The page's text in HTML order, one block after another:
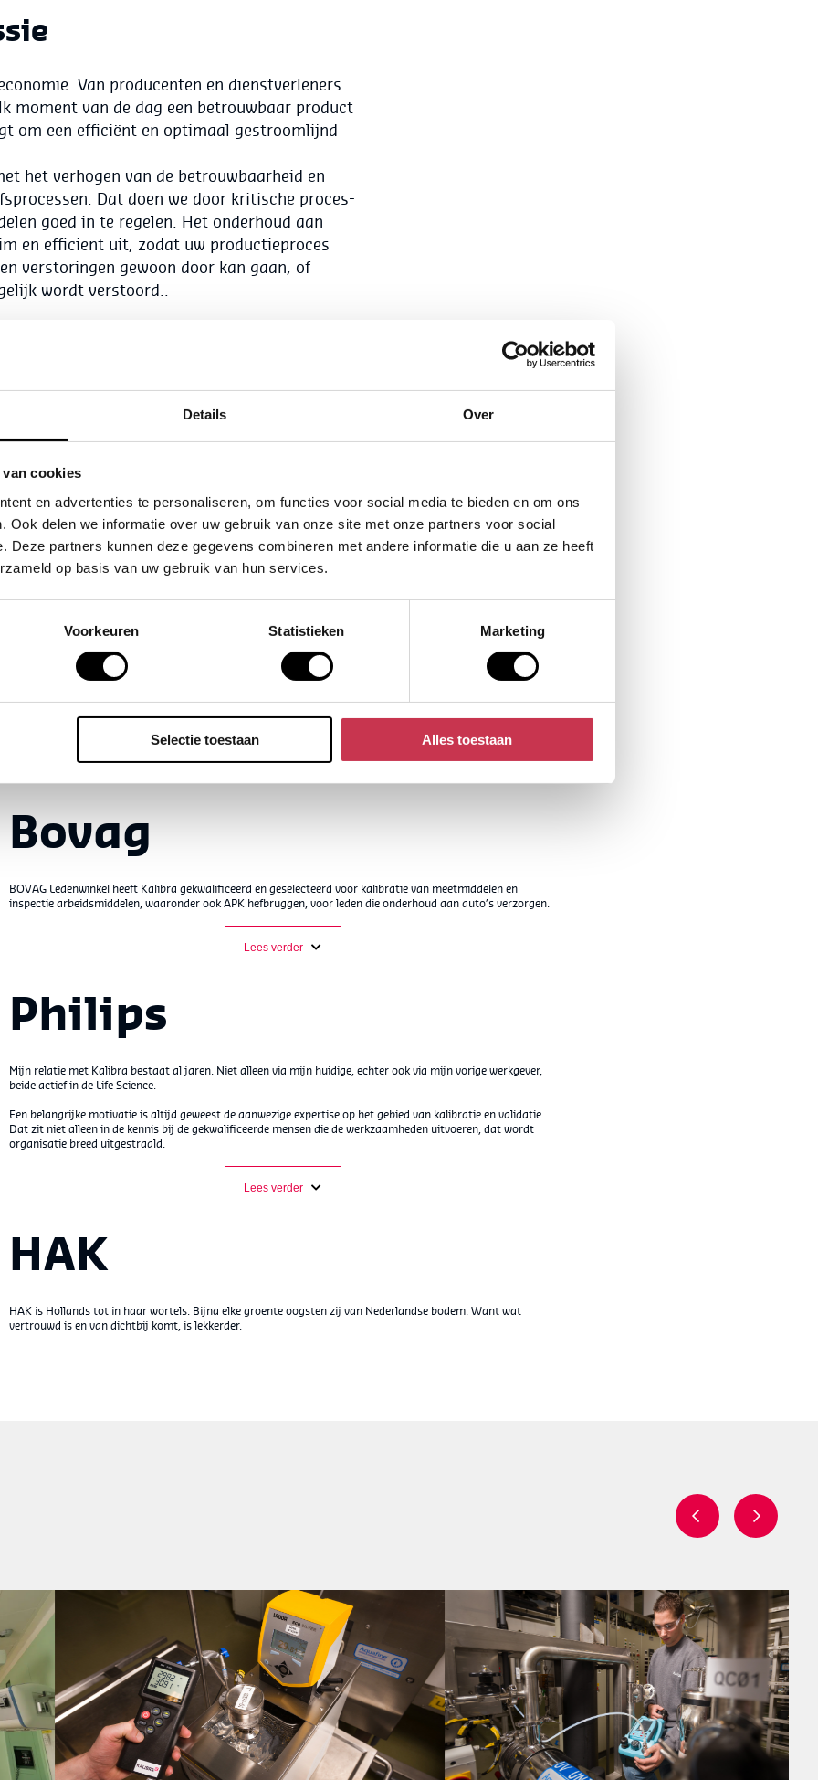
Details Over
cookies
en advertenties te personaliseren, om functies voor social media te bieden en om ons
Ook delen we informatie over uw gebruik van onze site met onze partners voor social
Deze partners kunnen deze gegevens combineren met andere informatie die u aan ze heeft
op basis van uw gebruik van hun services.
Voorkeuren Statistieken Marketing
Selectie toestaan Alles toestaan
Van producenten en dienstverleners
moment van de dag een betrouwbaar product
om een efficiënt en optimaal gestroomlijnd
het verhogen van de betrouwbaarheid en
Dat doen we door kritische proces-
goed in te regelen. Het onderhoud aan
en efficient uit, zodat uw productieproces
verstoringen gewoon door kan gaan, of
wordt verstoord..
de organisatie voor al uw
zijn wij erkend door meerdere
met onze 120 medewerkers voeren wij
uit. Onze specialisten zijn landelijk
onze kennis in de praktijk te brengen. Daar
wij deel uit EQUANS. Wij blijven Kalibra zoals
persoonlijk. Wij kennen de organisaties waar
en inspecteren door en door. Daarnaast zijn
Bovag
BOVAG Ledenwinkel heeft Kalibra gekwalificeerd en geselecteerd voor kalibratie van meetmiddelen en
inspectie arbeidsmiddelen, waaronder ook APK hefbruggen, voor leden die onderhoud aan auto’s verzorgen.
Lees verder
Philips
Mijn relatie met Kalibra bestaat al jaren. Niet alleen via mijn huidige, echter ook via mijn vorige werkgever,
beide actief in de Life Science.
Een belangrijke motivatie is altijd geweest de aanwezige expertise op het gebied van kalibratie en validatie.
Dat zit niet alleen in de kennis bij de gekwalificeerde mensen die de werkzaamheden uitvoeren, dat wordt
organisatie breed uitgestraald.
Lees verder
HAK
HAK is Hollands tot in haar wortels. Bijna elke groente oogsten zij van Nederlandse bodem. Want wat
vertrouwd is en van dichtbij komt, is lekkerder.